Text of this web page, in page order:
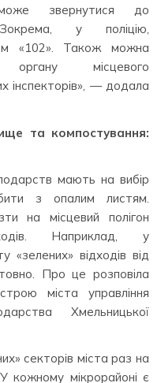
звернутися до
у поліцію,
«102». Також можна
органу місцевого
інспекторів», — додала
та компостування:
мають на вибір
з опалим листям.
на місцевий полігон
Наприклад, у
відходів від
Про це розповіла
міста управління
Хмельницької
секторів міста раз на
кожному мікрорайоні є